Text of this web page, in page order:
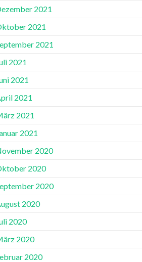
2021
2021
2021
2021
2021
2021
2021
2021
2020
2020
2020
2020
2020
2020
2020